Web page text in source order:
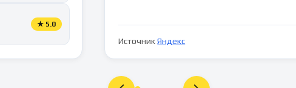
★ 5.0
Источник Яндекс